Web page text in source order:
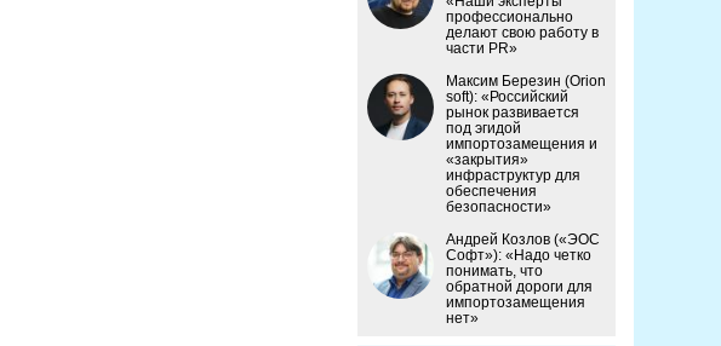
профессионально
делают свою работу в
части PR»
Максим Березин (Orion
soft): «Российский
рынок развивается
под эгидой
импортозамещения и
«закрытия»
инфраструктур для
обеспечения
безопасности»
Андрей Козлов («ЭОС
Софт»): «Надо четко
понимать, что
обратной дороги для
импортозамещения
нет»